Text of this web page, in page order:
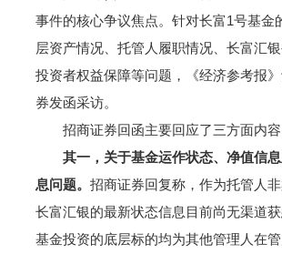
事件的核心争议焦点。针对长富1号基金
层资产情况、托管人履职情况、长富汇
投资者权益保障等问题，《经济参考报
券发函采访。
招商证券回函主要回应了三方面内容
其一，关于基金运作状态、净值信
息问题。 招商证券回复称，作为托管人非
长富汇银的最新状态信息目前尚无渠道
基金投资的底层标的均为其他管理人在